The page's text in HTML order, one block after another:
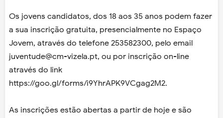
Os jovens candidatos, dos 18 aos 35 anos podem fazer
a sua inscrição gratuita, presencialmente no Espaço
Jovem, através do telefone 253582300, pelo email
juventude@cm-vizela.pt, ou por inscrição on-line
através do link
https://goo.gl/forms/i9YhrAPK9VCgag2M2.
As inscrições estão abertas a partir de hoje e são